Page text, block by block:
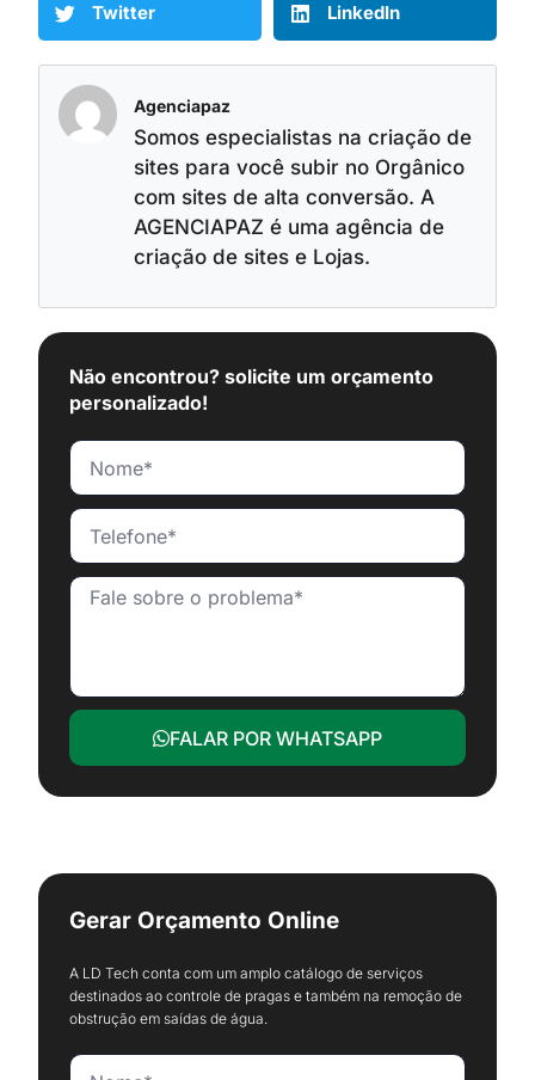
Twitter LinkedIn
Agenciapaz
Somos especialistas na criação de
sites para você subir no Orgânico
com sites de alta conversão. A
AGENCIAPAZ é uma agência de
criação de sites e Lojas.
Não encontrou? solicite um orçamento
personalizado!
FALAR POR WHATSAPP
Gerar Orçamento Online
A LD Tech conta com um amplo catálogo de serviços
destinados ao controle de pragas e também na remoção de
obstrução em saídas de água.